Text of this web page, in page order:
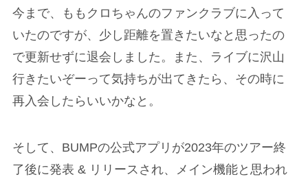
今まで、ももクロちゃんのファンクラブに入って
いたのですが、少し距離を置きたいなと思ったの
で更新せずに退会しました。また、ライブに沢山
行きたいぞーって気持ちが出てきたら、その時に
再入会したらいいかなと。
そして、BUMPの公式アプリが2023年のツアー終
了後に発表 & リリースされ、メイン機能と思われ